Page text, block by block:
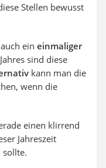
Stellen bewusst
ein einmaliger
sind diese
kann man die
wenn die
einen klirrend
Jahreszeit
sollte.